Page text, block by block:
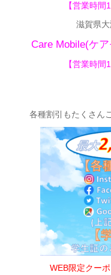
【営業時間
滋賀県
Care Mobile(ケ
【営業時
各種割引もたくさん
WEB限定クー